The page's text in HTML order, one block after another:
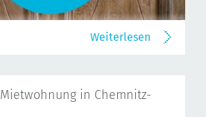
Weiterlesen
Mietwohnung in Chemnitz-